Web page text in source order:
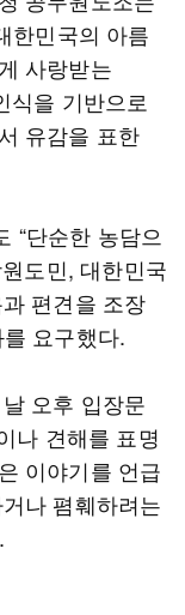
한민국의 아름
사랑받는
식을 기반으로
유감을 표한
“단순한 농담으
도민, 대한민국
편견을 조장
요구했다.
오후 입장문
나 견해를 표명
이야기를 언급
나 폄훼하려는